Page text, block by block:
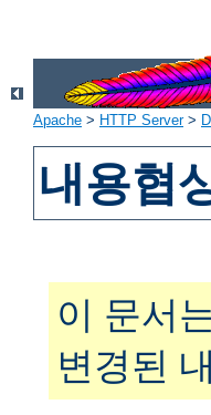
Apache > HTTP Server>
내용협
이 문서
변경된